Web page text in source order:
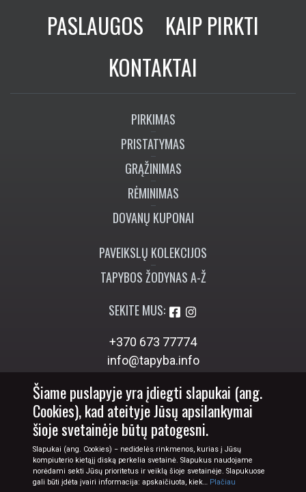
PASLAUGOS
KAIP PIRKTI
KONTAKTAI
PIRKIMAS
PRISTATYMAS
GRĄŽINIMAS
RĖMINIMAS
DOVANŲ KUPONAI
PAVEIKSLŲ KOLEKCIJOS
TAPYBOS ŽODYNAS A-Ž
SEKITE MUS:
+370 673 77774
info@tapyba.info
Šiame puslapyje yra įdiegti slapukai (ang.
Cookies), kad ateityje Jūsų apsilankymai
šioje svetainėje būtų patogesni.
Slapukai (ang. Cookies) − nedidelės rinkmenos, kurias į Jūsų
kompiuterio kietąjį diską perkelia svetainė. Slapukus naudojame
norėdami sekti Jūsų prioritetus ir veiklą šioje svetainėje. Slapukuose
gali būti įdėta įvairi informacija: apskaičiuota, kiek… Plačiau